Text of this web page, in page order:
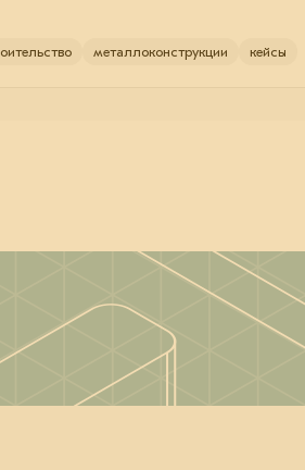
металлоконструкции кейсы